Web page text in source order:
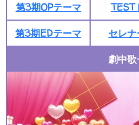
第3期OPテーマ
TEST
第3期EDテーマ
セレ
劇中